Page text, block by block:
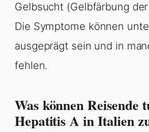
Gelbsucht (Gelbfärbung
Die Symptome können
ausgeprägt sein und in
fehlen.
Was können Reisende
Hepatitis A in Italien